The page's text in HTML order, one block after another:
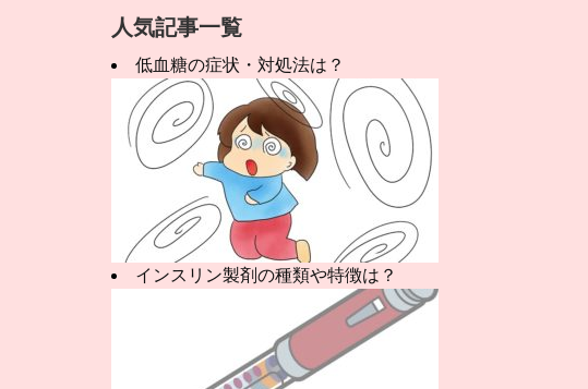
人気記事一覧
低血糖の症状・対処法は？
インスリン製剤の種類や特徴は？